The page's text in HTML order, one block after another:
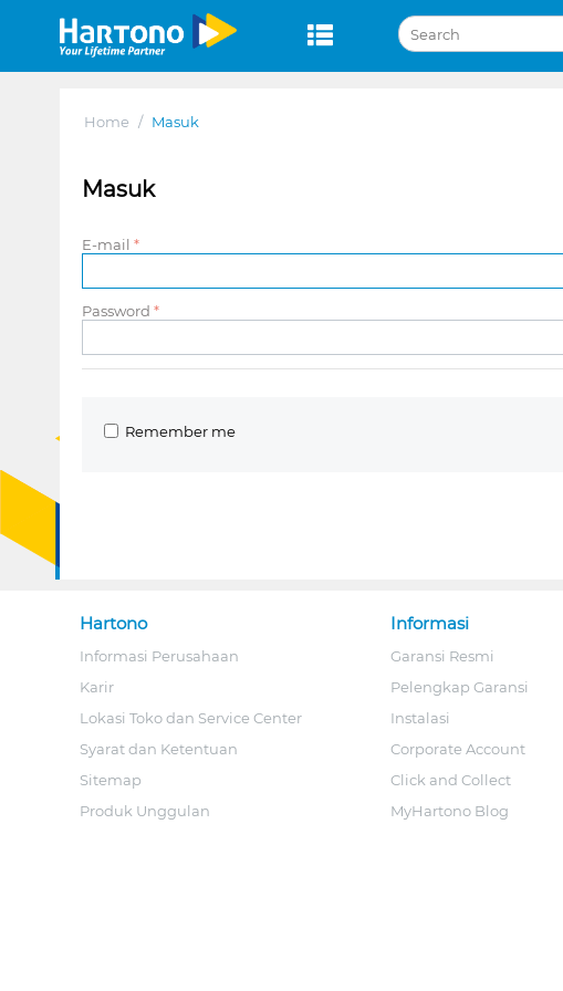
Home / Masuk
Masuk
E-mail
Password
Remember me
Hartono
Informasi Perusahaan
Karir
Lokasi Toko dan Service Center
Syarat dan Ketentuan
Sitemap
Produk Unggulan
Informasi
Garansi Resmi
Pelengkap Garansi
Instalasi
Corporate Account
Click and Collect
MyHartono Blog